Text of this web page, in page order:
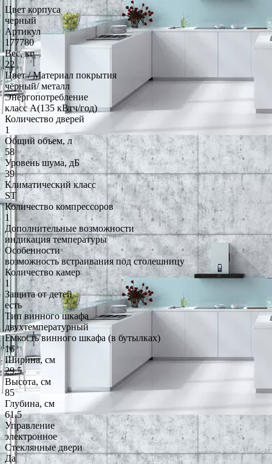
Цвет корпуса
черный
Артикул
177780
Вес, кг
22
Цвет / Материал покрытия
чёрный/ металл
Энергопотребление
класс A(135 кВтч/год)
Количество дверей
1
Общий объем, л
58
Уровень шума, дБ
39
Климатический класс
ST
Количество компрессоров
1
Дополнительные возможности
индикация температуры
Особенности
возможность встраивания под столешницу
Количество камер
1
Защита от детей
есть
Тип винного шкафа
двухтемпературный
Емкость винного шкафа (в бутылках)
16
Ширина, см
29.5
Высота, см
85
Глубина, см
61.5
Управление
электронное
Стеклянные двери
Да